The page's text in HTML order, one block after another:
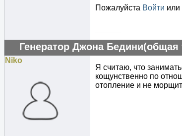
Пожалуйста Войти или
Генератор Джона Бедини(общая
Niko
Я считаю, что
кощунственно по
отопление и не